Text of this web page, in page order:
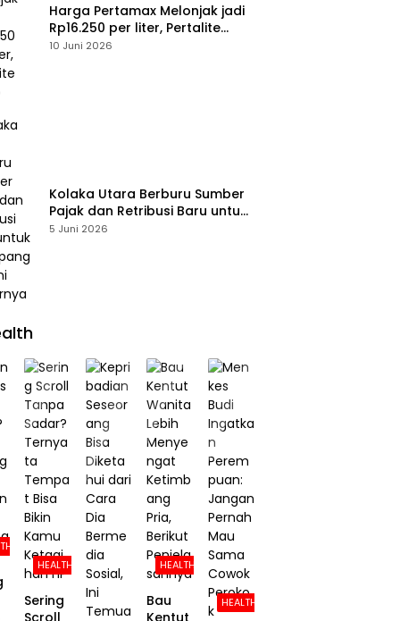
Harga Pertamax Melonjak jadi
Rp16.250 per liter, Pertalite
Tetap
10 Juni 2026
Kolaka Utara Berburu Sumber
Pajak dan Retribusi Baru untuk
Menopang PAD, Ini Daftarnya
5 Juni 2026
HEALTH
Sering
Scroll
HEALTH
Bau
Kentut
HEALTH